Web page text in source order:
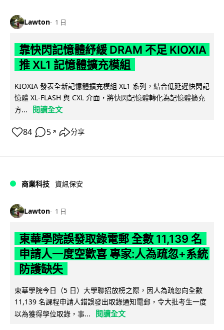
Lawton 1 日
靠快閃記憶體紓緩 DRAM 不足 KIOXIA
推 XL1 記憶體擴充模組
KIOXIA 發表全新記憶體擴充模組 XL1 系列，結合低延遲快閃記
憶體 XL-FLASH 與 CXL 介面，將快閃記憶體轉化為記憶體擴充
方...
閱讀全文
84 5 ↗ 分享
商業科技 資訊保安
Lawton 1 日
東華學院誤發取錄電郵 全數 11,139 名
申請人一度空歡喜 專家:人為疏忽+系統
防護缺失
東華學院今日（5 日）大學聯招放榜之際，因人為疏忽向全數
11,139 名課程申請人錯誤發出取錄通知電郵，令大批考生一度
以為獲得學位取錄，事...
閱讀全文